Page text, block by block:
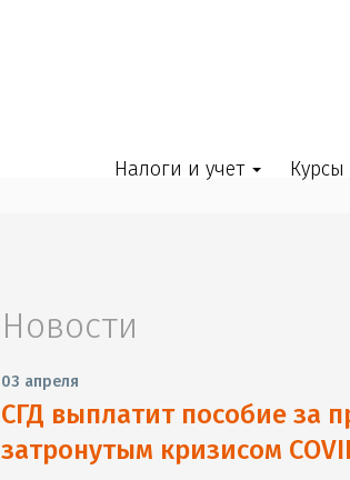
Налоги и учет Курсы
Новости
03 апреля
СГД выплатит пособие за
затронутым кризисом